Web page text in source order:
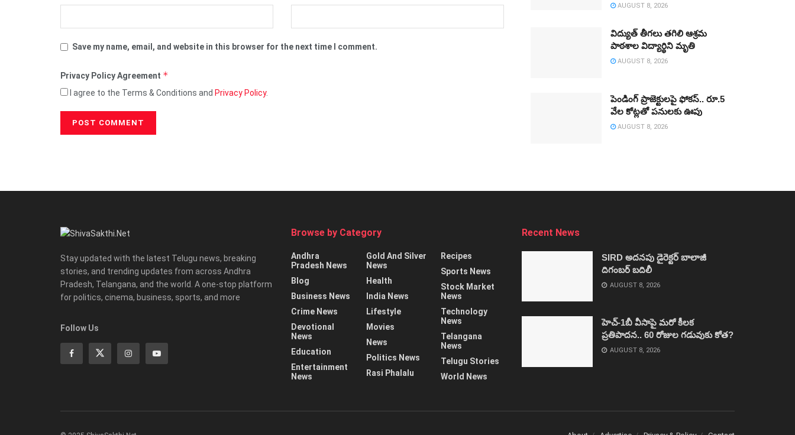
Save my name, email, and website in this browser for the next time I comment.
Privacy Policy Agreement *
I agree to the Terms & Conditions and Privacy Policy.
AUGUST 8, 2026
విద్యుత్‌ తీగలు తగిలి ఆశ్రమ
పాఠశాల విద్యార్థిని మృతి
AUGUST 8, 2026
పెండింగ్‌ ప్రాజెక్టులపై ఫోకస్‌.. రూ.5
వేల కోట్లతో పనులకు ఊపు
AUGUST 8, 2026
Stay updated with the latest Telugu news, breaking
stories, and trending updates from across Andhra
Pradesh, Telangana, and the world. A one-stop platform
for politics, cinema, business, sports, and more
Follow Us
Browse by Category
Andhra
Pradesh News
Blog
Business News
Crime News
Devotional
News
Education
Entertainment
News
Gold And Silver
News
Health
India News
Lifestyle
Movies
News
Politics News
Rasi Phalalu
Recipes
Sports News
Stock Market
News
Technology
News
Telangana
News
Telugu Stories
World News
Recent News
SIRD అదనపు డైరెక్టర్‌ బాలాజీ
దిగంబర్‌ బదిలీ
AUGUST 8, 2026
హెచ్‌-1బీ వీసాపై మరో కీలక
ప్రతిపాదన.. 60 రోజుల గడువుకు కోత?
AUGUST 8, 2026